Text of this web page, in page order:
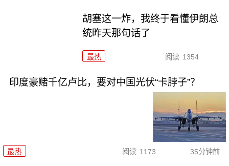
胡塞这一炸，我终于看懂伊朗总
统昨天那句话了
最热 阅读 1354
印度豪赌千亿卢比，要对中国光伏“卡脖子”？
最热 阅读 1173 35分钟前